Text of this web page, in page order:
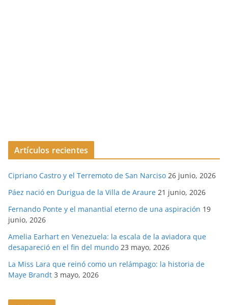
Artículos recientes
Cipriano Castro y el Terremoto de San Narciso 26 junio, 2026
Páez nació en Durigua de la Villa de Araure 21 junio, 2026
Fernando Ponte y el manantial eterno de una aspiración 19
junio, 2026
Amelia Earhart en Venezuela: la escala de la aviadora que
desapareció en el fin del mundo 23 mayo, 2026
La Miss Lara que reinó como un relámpago: la historia de
Maye Brandt 3 mayo, 2026